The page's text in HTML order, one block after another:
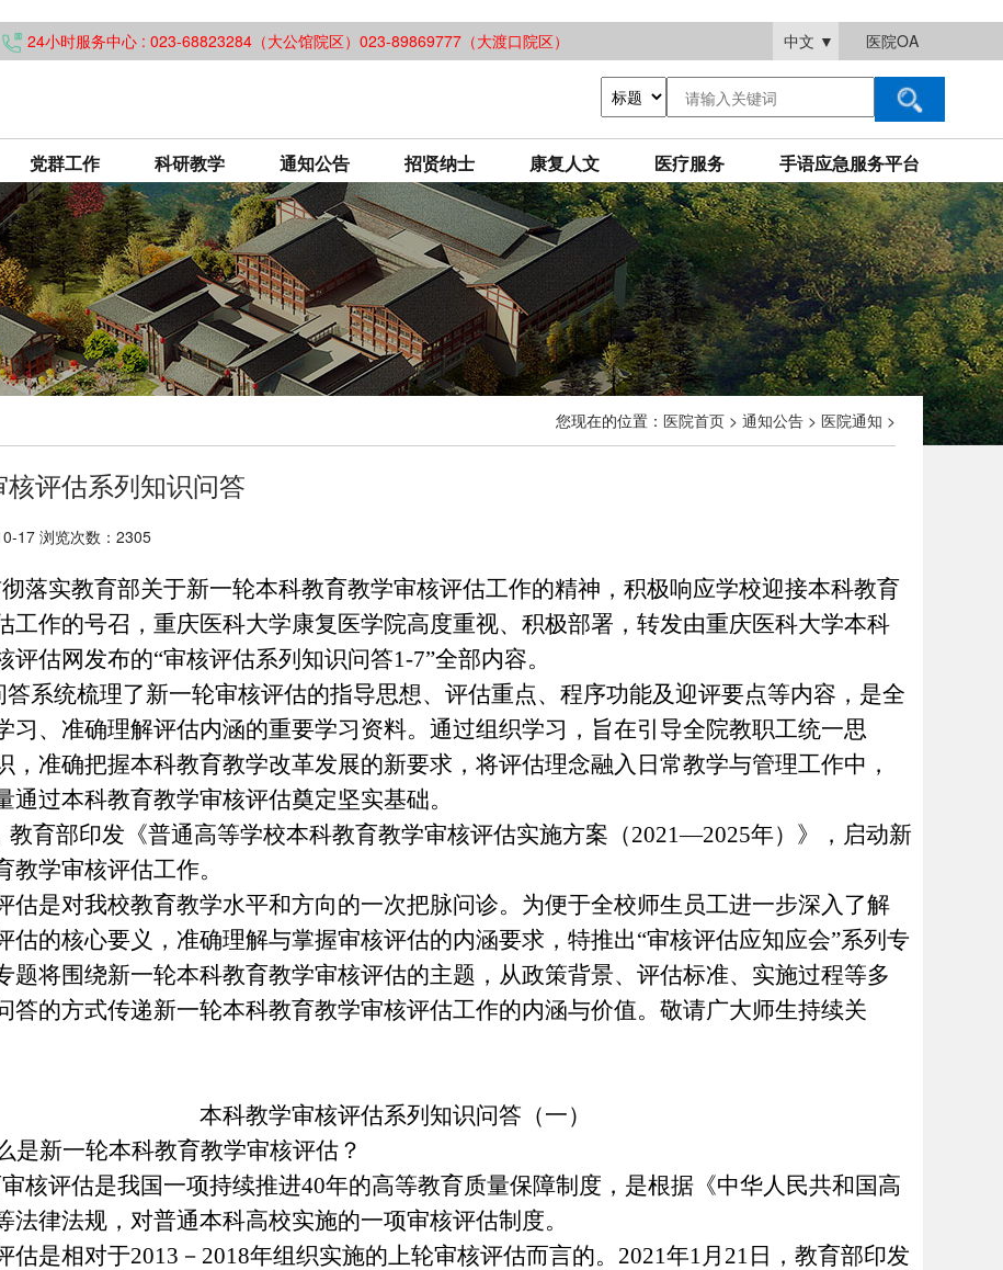
24小时服务中心 : 023-68823284（大公馆院区）023-89869777（大渡口院区） 中文 ▼ 医院OA
党群工作 科研教学 通知公告 招贤纳士 康复人文 医疗服务 手语应急服务平台
您现在的位置： 医院首页 > 通知公告 > 医院通知 >
评估系列知识问答
17 浏览次数：2305
落实教育部关于新一轮本科教育教学审核评估工作的精神，积极响应学校迎接本科教育
工作的号召， 重庆医科大学康复医学院高度重视、积极部署，转发由重庆医科大学本科
评估网发布的“审核评估系列知识问答1-7”全部内容。
系统梳理了新一轮审核评估的指导思想、评估重点、程序功能及迎评要点等内容，是全
习、准确理解评估内涵的重要学习资料。通过组织学习，旨在引导全院教职工统一思
，准确把握本科教育教学改革发展的新要求，将评估理念融入日常教学与管理工作中，
通过本科教育教学审核评估奠定坚实基础。
育部印发《普通高等学校本科教育教学审核评估实施方案（2021—2025年）》，启动新
教学审核评估工作。
估是对我校教育教学水平和方向的一次把脉问诊。为便于全校师生员工进一步深入了解
估的核心要义，准确理解与掌握审核评估的内涵要求，特推出“审核评估应知应会”系列专
题将围绕新一轮本科教育教学审核评估的主题，从政策背景、评估标准、实施过程等多
答的方式传递新一轮本科教育教学审核评估工作的内涵与价值。敬请广大师生持续关
本科教学审核评估系列知识问答 （一）
是新一轮本科教育教学审核评估？
核评估是我国一项持续推进40年的高等教育质量保障制度，是根据《中华人民共和国高
法律法规，对普通本科高校实施的一项审核评估制度。
估是相对于2013－2018年组织实施的上轮审核评估而言的。2021年1月21日，教育部印发